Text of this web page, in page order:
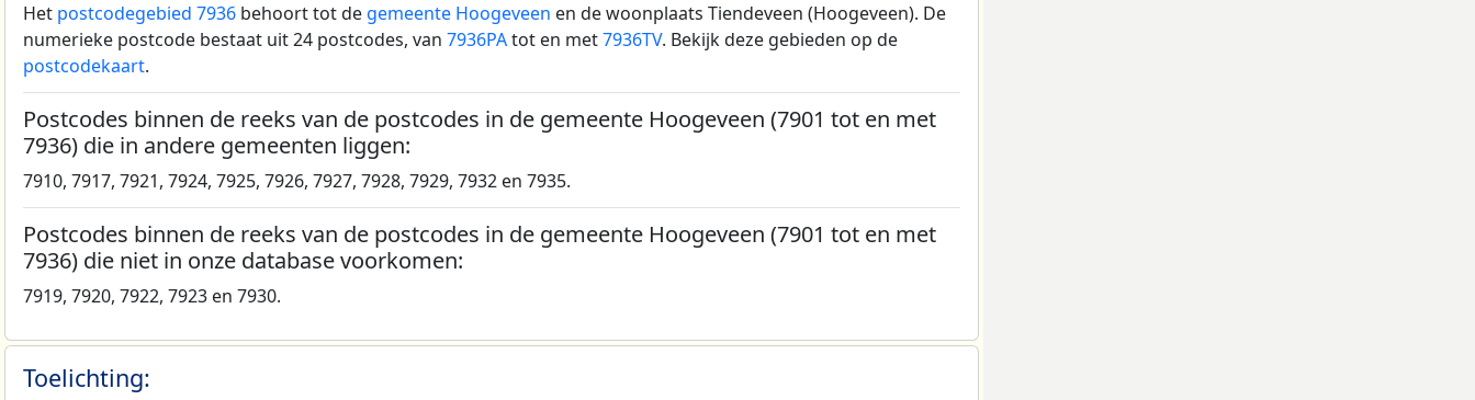
Het postcodegebied 7936 behoort tot de gemeente Hoogeveen en de woonplaats Tiendeveen (Hoogeveen). De
numerieke postcode bestaat uit 24 postcodes, van 7936PAtot en met7936TV. Bekijk deze gebieden op de
postcodekaart.
Postcodes binnen de reeks van de postcodes in de gemeente Hoogeveen (7901 tot en met
7936) die in andere gemeenten liggen:
7910, 7917, 7921, 7924, 7925, 7926, 7927, 7928, 7929, 7932 en 7935.
Postcodes binnen de reeks van de postcodes in de gemeente Hoogeveen (7901 tot en met
7936) die niet in onze database voorkomen:
7919, 7920, 7922, 7923 en 7930.
Toelichting: